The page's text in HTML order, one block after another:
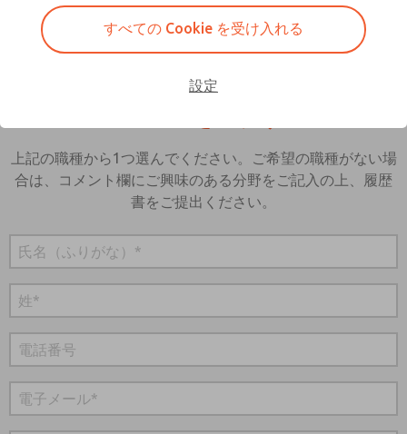
上記の職種から1つ選んでください。ご希望の職種がない場
合は、コメント欄にご興味のある分野をご記入の上、履歴
書をご提出ください。
すべての Cookie を受け入れる
設定